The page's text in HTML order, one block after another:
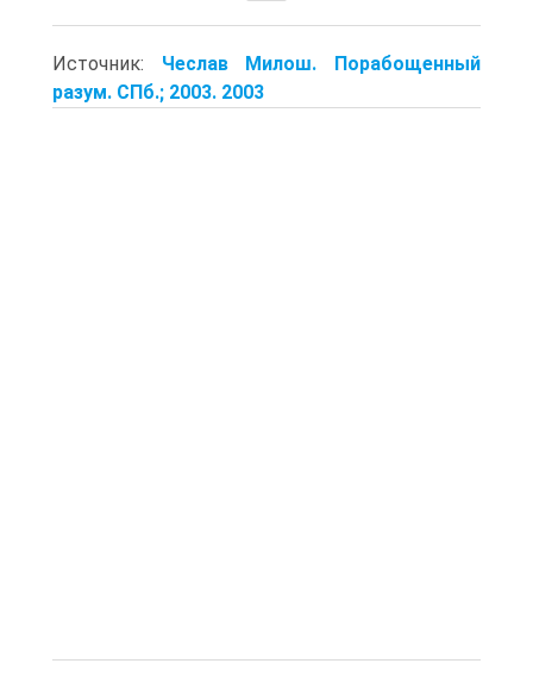
Источник: Чеслав Милош. Порабощенный
разум. СПб.; 2003. 2003